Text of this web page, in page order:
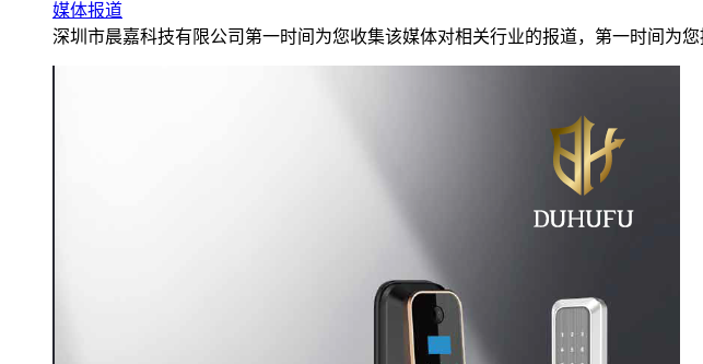
媒体报道
深圳市晨嘉科技有限公司第一时间为您收集该媒体对相关行业的报道，第一时间为